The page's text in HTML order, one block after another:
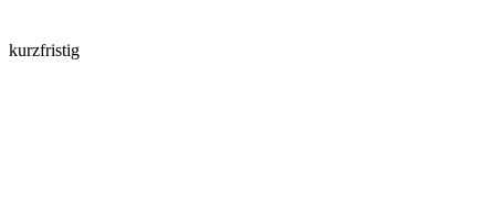
kurzfristig